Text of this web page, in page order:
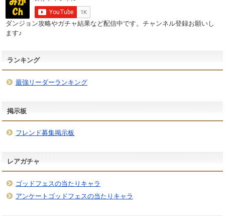
ダンジョン攻略やガチャ結果など配信中です。チャンネル登録お願いし
ます♪
ランキング
最強リーダーランキング
掲示板
フレンド募集掲示板
レアガチャ
ゴッドフェスの当たりキャラ
アンケートゴッドフェスの当たりキャラ